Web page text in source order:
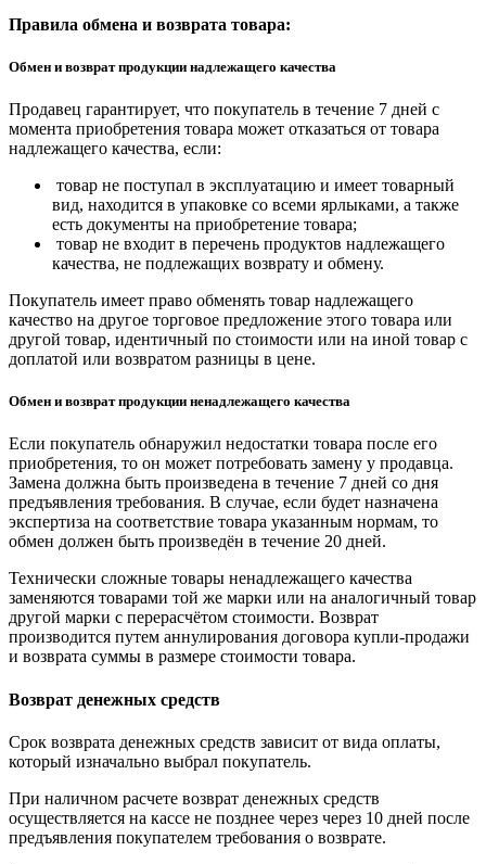
Правила обмена и возврата товара:
Обмен и возврат продукции надлежащего качества
Продавец гарантирует, что покупатель в течение 7 дней с
момента приобретения товара может отказаться от товара
надлежащего качества, если:
товар не поступал в эксплуатацию и имеет товарный
вид, находится в упаковке со всеми ярлыками, а также
есть документы на приобретение товара;
товар не входит в перечень продуктов надлежащего
качества, не подлежащих возврату и обмену.
Покупатель имеет право обменять товар надлежащего
качество на другое торговое предложение этого товара или
другой товар, идентичный по стоимости или на иной товар с
доплатой или возвратом разницы в цене.
Обмен и возврат продукции ненадлежащего качества
Если покупатель обнаружил недостатки товара после его
приобретения, то он может потребовать замену у продавца.
Замена должна быть произведена в течение 7 дней со дня
предъявления требования. В случае, если будет назначена
экспертиза на соответствие товара указанным нормам, то
обмен должен быть произведён в течение 20 дней.
Технически сложные товары ненадлежащего качества
заменяются товарами той же марки или на аналогичный товар
другой марки с перерасчётом стоимости. Возврат
производится путем аннулирования договора купли-продажи
и возврата суммы в размере стоимости товара.
Возврат денежных средств
Срок возврата денежных средств зависит от вида оплаты,
который изначально выбрал покупатель.
При наличном расчете возврат денежных средств
осуществляется на кассе не позднее через через 10 дней после
предъявления покупателем требования о возврате.